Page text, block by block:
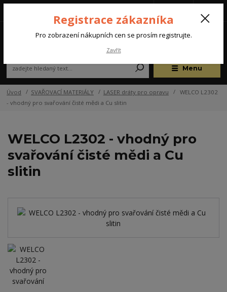
Menu
(Po-Pá, 07:00-15:30 hod.)
Úvod SVAŘOVACÍ MATERIÁLY LASER dráty pro opravu
WELCO L2302
- vhodný pro svařování čisté mědi a Cu slitin
WELCO L2302 - vhodný pro
svařování čisté mědi a Cu
slitin
Registrace zákazníka
Pro zobrazení nákupních cen se prosím registrujte.
Zavřít